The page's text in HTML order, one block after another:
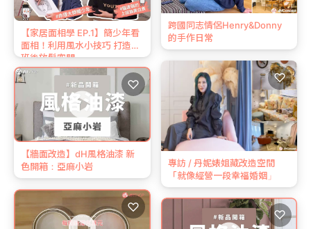
跨國同志情侶Henry&Donny
的手作日常
專訪 / 丹妮婊姐藏改造空間
「就像經營一段幸福婚姻」
♡
【家居面相學 EP.1】簡少年看
面相！利用風水小技巧 打造下
班後放鬆空間
♡
【牆面改造】dH風格油漆 新
色開箱：亞麻小岩
♡
♡